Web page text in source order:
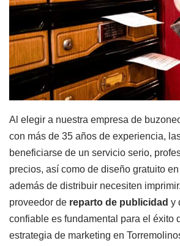
Al elegir a nuestra empresa de
con más de 35 años de experiencia,
beneficiarse de un servicio serio,
precios, así como de diseño gratuito
además de distribuir necesiten
proveedor de reparto de publicidad y
confiable es fundamental para el éxito
estrategia de marketing en